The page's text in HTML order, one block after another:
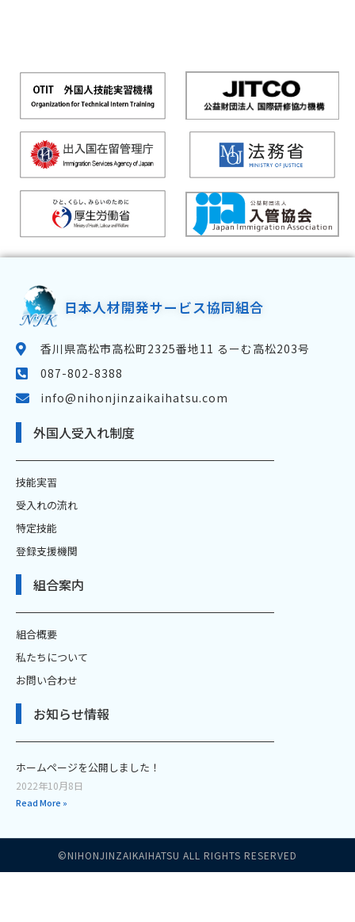
日本人材開発サービス協同組合
香川県高松市高松町2325番地11 るーむ高松203号
087-802-8388
info@nihonjinzaikaihatsu.com
外国人受入れ制度
技能実習
受入れの流れ
特定技能
登録支援機関
組合案内
組合概要
私たちについて
お問い合わせ
お知らせ情報
ホームページを公開しました！
2022年10月8日
Read More »
©NIHONJINZAIKAIHATSU ALL RIGHTS RESERVED